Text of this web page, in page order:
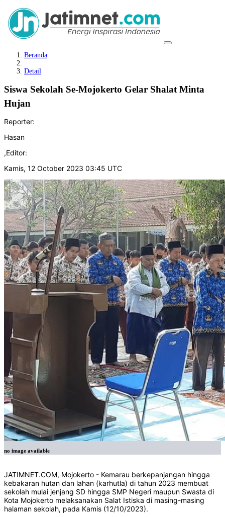
Beranda
Detail
Siswa Sekolah Se-Mojokerto Gelar Shalat Minta
Hujan
Reporter:
Hasan
,Editor:
Kamis, 12 October 2023 03:45 UTC
no image available
JATIMNET.COM, Mojokerto - Kemarau berkepanjangan hingga
kebakaran hutan dan lahan (karhutla) di tahun 2023 membuat
sekolah mulai jenjang SD hingga SMP Negeri maupun Swasta di
Kota Mojokerto melaksanakan Salat Istiska di masing-masing
halaman sekolah, pada Kamis (12/10/2023).